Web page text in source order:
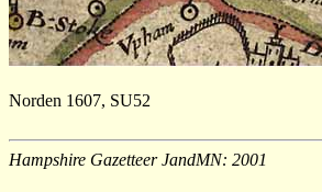
Norden 1607, SU52
Hampshire Gazetteer JandMN: 2001